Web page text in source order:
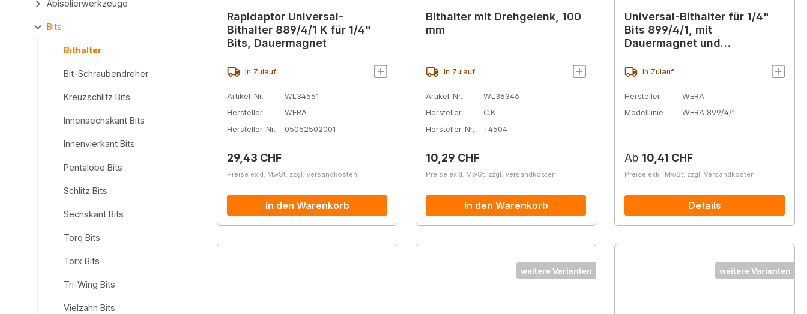
Abisolierwerkzeuge
Bits
Bithalter
Bit-Schraubendreher
Kreuzschlitz Bits
Innensechskant Bits
Innenvierkant Bits
Pentalobe Bits
Schlitz Bits
Sechskant Bits
Torq Bits
Torx Bits
Tri-Wing Bits
Vielzahn Bits
Rapidaptor Universal-
Bithalter 889/4/1 K für 1/4"
Bits, Dauermagnet
In Zulauf
Artikel-Nr.
WL34551
Hersteller
WERA
Hersteller-Nr.
05052502001
Regulärer Preis:
29,43 CHF
Preise exkl. MwSt. zzgl. Versandkosten
In den Warenkorb
Bithalter mit Drehgelenk, 100
mm
In Zulauf
Artikel-Nr.
WL36346
Hersteller
C.K
Hersteller-Nr.
T4504
Regulärer Preis:
10,29 CHF
Preise exkl. MwSt. zzgl. Versandkosten
In den Warenkorb
Universal-Bithalter für 1/4"
Bits 899/4/1, mit
Dauermagnet und
In Zulauf
Hersteller
WERA
Modelllinie
WERA 899/4/1
Regulärer Preis:
Ab 10,41 CHF
Preise exkl. MwSt. zzgl. Versandkosten
Details
weitere Varianten weitere Varianten